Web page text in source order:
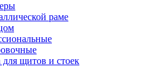
раме
для щитов и стоек